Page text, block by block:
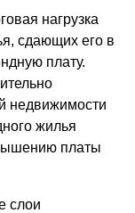
нагрузка
сдающих его в
плату.
недвижимости
жилья
платы
слои